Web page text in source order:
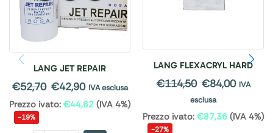
LANG JET REPAIR
€52,70 €42,90 IVA esclusa
Prezzo ivato: €44,62 (IVA 4%)
-19%
LANG FLEXACRYL HARD
€114,50 €84,00 IVA
esclusa
Prezzo ivato: €87,36 (IVA 4%)
-27%